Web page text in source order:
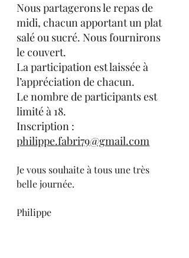
Nous partagerons le repas de
midi, chacun apportant un plat
salé ou sucré. Nous fournirons
le couvert.
La participation est laissée à
l’appréciation de chacun.
Le nombre de participants est
limité à 18.
Inscription :
philippe.fabri79@gmail.com
Je vous souhaite à tous une très
belle journée.
Philippe